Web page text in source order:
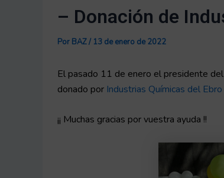
– Donación de
Por BAZ/ 13 de enero de 2022
El pasado 11 de enero el presidente
donado por Industrias Químicas del Ebro
¡¡ Muchas gracias por vuestra ayuda !!